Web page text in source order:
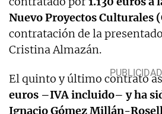
Nuevo Proyectos Culturales
contratación de la
Cristina Almazán.
El quinto y último contrato
euros –IVA incluido– y ha
Ignacio Gómez Millán-